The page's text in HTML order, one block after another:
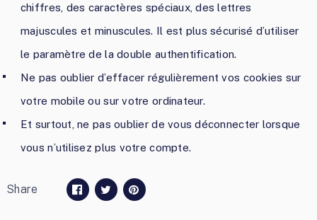
chiffres, des caractères spéciaux, des lettres
majuscules et minuscules. Il est plus sécurisé d’utiliser
le paramètre de la double authentification.
Ne pas oublier d’effacer régulièrement vos cookies sur
votre mobile ou sur votre ordinateur.
Et surtout, ne pas oublier de vous déconnecter lorsque
vous n’utilisez plus votre compte.
Share